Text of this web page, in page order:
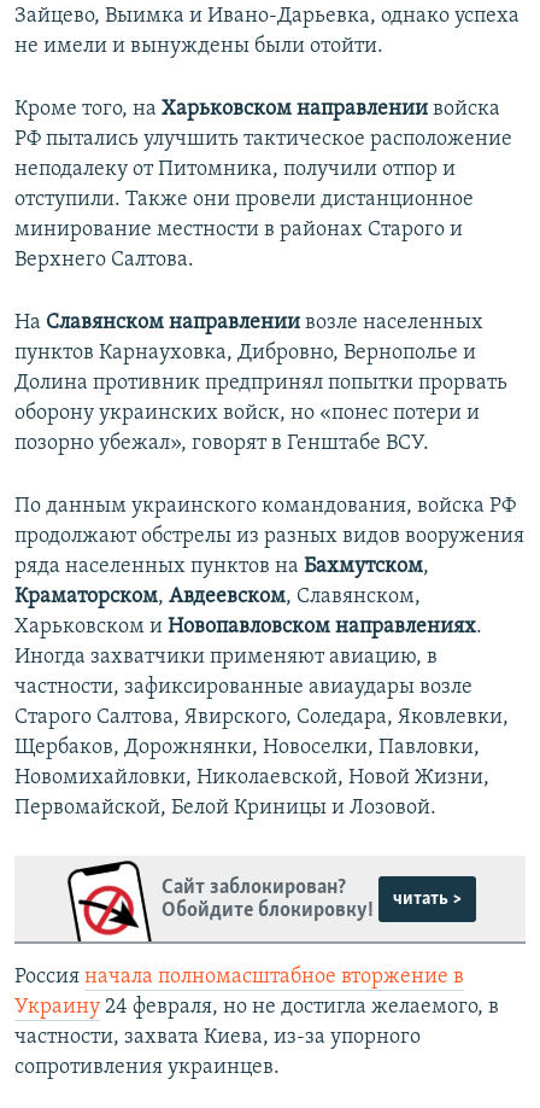
Зайцево, Выимка и Ивано-Дарьевка, однако успеха
не имели и вынуждены были отойти.
Кроме того, на Харьковском направлении войска
РФ пытались улучшить тактическое расположение
неподалеку от Питомника, получили отпор и
отступили. Также они провели дистанционное
минирование местности в районах Старого и
Верхнего Салтова.
На Славянском направлении возле населенных
пунктов Карнауховка, Дибровно, Вернополье и
Долина противник предпринял попытки прорвать
оборону украинских войск, но «понес потери и
позорно убежал», говорят в Генштабе ВСУ.
По данным украинского командования, войска РФ
продолжают обстрелы из разных видов вооружения
ряда населенных пунктов на Бахмутском,
Краматорском, Авдеевском, Славянском,
Харьковском и Новопавловском направлениях.
Иногда захватчики применяют авиацию, в
частности, зафиксированные авиаудары возле
Старого Салтова, Явирского, Соледара, Яковлевки,
Щербаков, Дорожнянки, Новоселки, Павловки,
Новомихайловки, Николаевской, Новой Жизни,
Первомайской, Белой Криницы и Лозовой.
Сайт заблокирован?
Обойдите блокировку!
читать >
Россия начала полномасштабное вторжение в
Украину 24 февраля, но не достигла желаемого, в
частности, захвата Киева, из-за упорного
сопротивления украинцев.